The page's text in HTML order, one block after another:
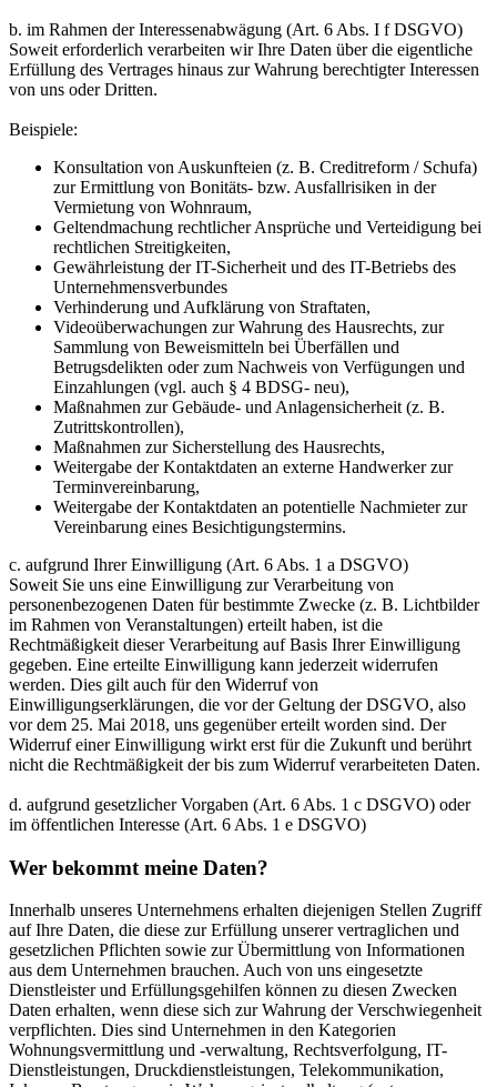
b. im Rahmen der Interessenabwägung (Art. 6 Abs. I f DSGVO)
Soweit erforderlich verarbeiten wir Ihre Daten über die eigentliche
Erfüllung des Vertrages hinaus zur Wahrung berechtigter Interessen
von uns oder Dritten.
Beispiele:
Konsultation von Auskunfteien (z. B. Creditreform / Schufa)
zur Ermittlung von Bonitäts- bzw. Ausfallrisiken in der
Vermietung von Wohnraum,
Geltendmachung rechtlicher Ansprüche und Verteidigung bei
rechtlichen Streitigkeiten,
Gewährleistung der IT-Sicherheit und des IT-Betriebs des
Unternehmensverbundes
Verhinderung und Aufklärung von Straftaten,
Videoüberwachungen zur Wahrung des Hausrechts, zur
Sammlung von Beweismitteln bei Überfällen und
Betrugsdelikten oder zum Nachweis von Verfügungen und
Einzahlungen (vgl. auch § 4 BDSG- neu),
Maßnahmen zur Gebäude- und Anlagensicherheit (z. B.
Zutrittskontrollen),
Maßnahmen zur Sicherstellung des Hausrechts,
Weitergabe der Kontaktdaten an externe Handwerker zur
Terminvereinbarung,
Weitergabe der Kontaktdaten an potentielle Nachmieter zur
Vereinbarung eines Besichtigungstermins.
c. aufgrund Ihrer Einwilligung (Art. 6 Abs. 1 a DSGVO)
Soweit Sie uns eine Einwilligung zur Verarbeitung von
personenbezogenen Daten für bestimmte Zwecke (z. B. Lichtbilder
im Rahmen von Veranstaltungen) erteilt haben, ist die
Rechtmäßigkeit dieser Verarbeitung auf Basis Ihrer Einwilligung
gegeben. Eine erteilte Einwilligung kann jederzeit widerrufen
werden. Dies gilt auch für den Widerruf von
Einwilligungserklärungen, die vor der Geltung der DSGVO, also
vor dem 25. Mai 2018, uns gegenüber erteilt worden sind. Der
Widerruf einer Einwilligung wirkt erst für die Zukunft und berührt
nicht die Rechtmäßigkeit der bis zum Widerruf verarbeiteten Daten.
d. aufgrund gesetzlicher Vorgaben (Art. 6 Abs. 1 c DSGVO) oder
im öffentlichen Interesse (Art. 6 Abs. 1 e DSGVO)
Wer bekommt meine Daten?
Innerhalb unseres Unternehmens erhalten diejenigen Stellen Zugriff
auf Ihre Daten, die diese zur Erfüllung unserer vertraglichen und
gesetzlichen Pflichten sowie zur Übermittlung von Informationen
aus dem Unternehmen brauchen. Auch von uns eingesetzte
Dienstleister und Erfüllungsgehilfen können zu diesen Zwecken
Daten erhalten, wenn diese sich zur Wahrung der Verschwiegenheit
verpflichten. Dies sind Unternehmen in den Kategorien
Wohnungsvermittlung und -verwaltung, Rechtsverfolgung, IT-
Dienstleistungen, Druckdienstleistungen, Telekommunikation,